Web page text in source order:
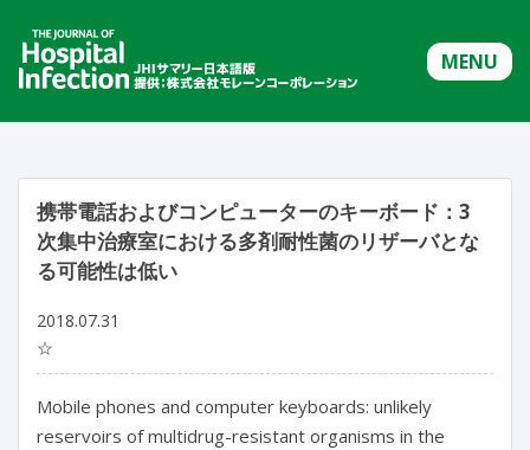
MENU
携帯電話およびコンピューターのキーボード：3
次集中治療室における多剤耐性菌のリザーバとな
る可能性は低い
2018.07.31
☆
Mobile phones and computer keyboards: unlikely
reservoirs of multidrug-resistant organisms in the